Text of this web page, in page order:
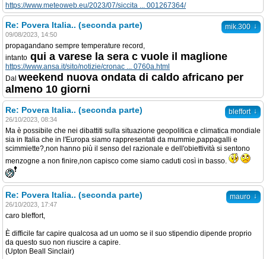
https://www.meteoweb.eu/2023/07/siccita ... 001267364/
mik.300 ↓
Re: Povera Italia.. (seconda parte)
09/08/2023, 14:50
propagandano sempre temperature record,
intanto qui a varese la sera c vuole il maglione
https://www.ansa.it/sito/notizie/cronac ... 0760a.html
Dal weekend nuova ondata di caldo africano per
almeno 10 giorni
bleffort ↓
Re: Povera Italia.. (seconda parte)
26/10/2023, 08:34
Ma è possibile che nei dibattiti sulla situazione geopolitica e climatica mondiale
sia in Italia che in l'Europa siamo rappresentati da mummie,pappagalli e
scimmiette?,non hanno più il senso del razionale e dell'obiettività si sentono
menzogne a non finire,non capisco come siamo caduti così in basso.
mauro ↓
Re: Povera Italia.. (seconda parte)
26/10/2023, 17:47
caro bleffort,
È difficile far capire qualcosa ad un uomo se il suo stipendio dipende proprio
da questo suo non riuscire a capire.
(Upton Beall Sinclair)